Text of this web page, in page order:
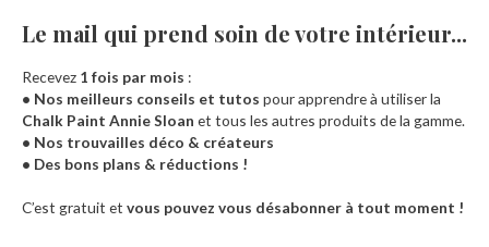
Accueil
Le mail qui prend soin de votre intérieur...​
Recevez 1 fois par mois :
• Nos meilleurs conseils et tutos pour apprendre à utiliser la
Chalk Paint Annie Sloan et tous les autres produits de la gamme.
• Nos trouvailles déco & créateurs
• Des bons plans & réductions !
C’est gratuit et vous pouvez vous désabonner à tout moment !